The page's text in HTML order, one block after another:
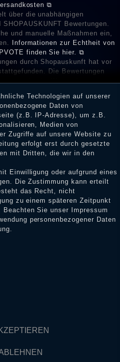
⧉
über die unabhängigen
Bewertungen.
und manuelle Maßnahmen ein,
Informationen zur Echtheit von
finden Sie hier. ⧉
durch Shopauskunft hat vor
Die Bewertungen
E-Mail können Händler die
die erfolgte Verifizierung im
Glasche & Kuczwalska GbR
Technologien auf unserer
Daten von
(z.B. IP-Adresse), um z.B.
Medien von
Zugriffe auf unsere Website zu
erfolgt erst durch gesetzte
mit Dritten, die wir in den
Einwilligung oder aufgrund eines
Die Zustimmung kann erteilt
das Recht, nicht
zu einem späteren Zeitpunkt
Beachten Sie unser
Impressum
personenbezogener Daten
.